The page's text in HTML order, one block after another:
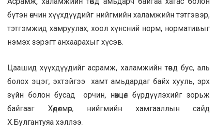
бүтэн өнчин хүүхдүүдийг нийгмийн халамжийн тэтгэвэр,
тэтгэмжид хамруулах, хоол хүнсний норм, нормативыг
нэмэх зэрэгт анхаарахыг хүсэв.
Цаашид хүүхдүүдийг асрамж, халамжийн төвд бус, аль
болох эцэг, эхтэйгээ хамт амьдардаг байх хууль, эрх
зүйн болон бусад орчин, нөхцөл бүрдүүлэхийг зорьж
байгааг Хөдөлмөр, нийгмийн хамгааллын сайд
Х.Булгантуяа хэллээ.